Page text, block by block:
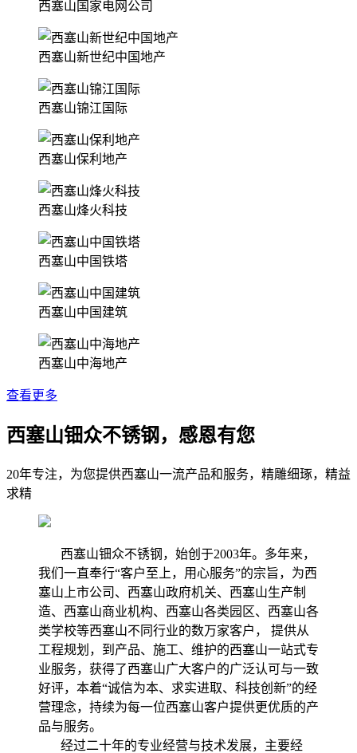
西塞山国家电网公司
西塞山新世纪中国地产
西塞山锦江国际
西塞山保利地产
西塞山烽火科技
西塞山中国铁塔
西塞山中国建筑
西塞山中海地产
查看更多
西塞山钿众不锈钢，感恩有您
20年专注，为您提供西塞山一流产品和服务，精雕细琢，精益
求精
西塞山钿众不锈钢，始创于2003年。多年来，
我们一直奉行“客户至上，用心服务”的宗旨，为西
塞山上市公司、西塞山政府机关、西塞山生产制
造、西塞山商业机构、西塞山各类园区、西塞山各
类学校等西塞山不同行业的数万家客户， 提供从
工程规划，到产品、施工、维护的西塞山一站式专
业服务，获得了西塞山广大客户的广泛认可与一致
好评，本着“诚信为本、求实进取、科技创新”的经
营理念，持续为每一位西塞山客户提供更优质的产
品与服务。
经过二十年的专业经营与技术发展，主要经